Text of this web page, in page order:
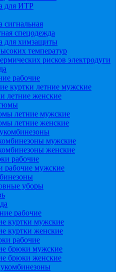
для ИТР
сигнальная
спецодежда
для химзащиты
температур
рисков электродуги
рабочие
куртки летние мужские
летние женские
летние мужские
летние женские
мужские
женские
рабочие
рабочие мужские
уборы
рабочие
куртки мужские
куртки женские
рабочие
брюки мужские
брюки женские